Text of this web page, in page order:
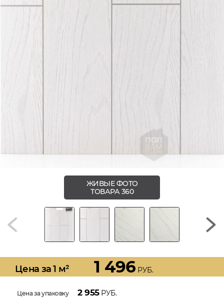
ЖИВЫЕ ФОТО
ТОВАРА 360
Цена за 1 м² 1 496 РУБ.
Цена за упаковку 2 955РУБ.